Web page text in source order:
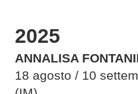
2025
ANNALISA
18 agosto / 10